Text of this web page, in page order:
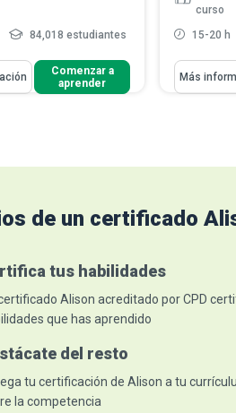
84,018 estudiantes
una red simple
de ...Leer más
Comenzar a
aprender
curso
15-20 h
Aprenderás
Más
de un certificado
tus habilidades
Alison acreditado por CPD
que has aprendido
del resto
tu certificación de Alison a tu
la competencia